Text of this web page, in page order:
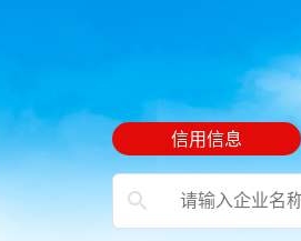
信用信息